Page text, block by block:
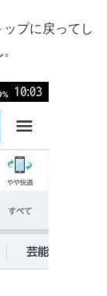
プに戻ってし